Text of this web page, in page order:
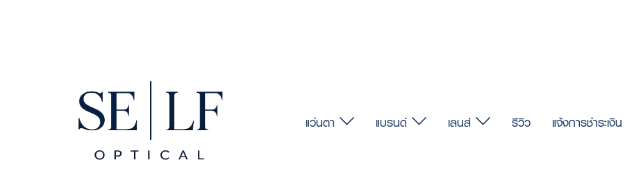
แว่นตา แบรนด์ เลนส์ รีวิว แจ้งการชำระเงิน